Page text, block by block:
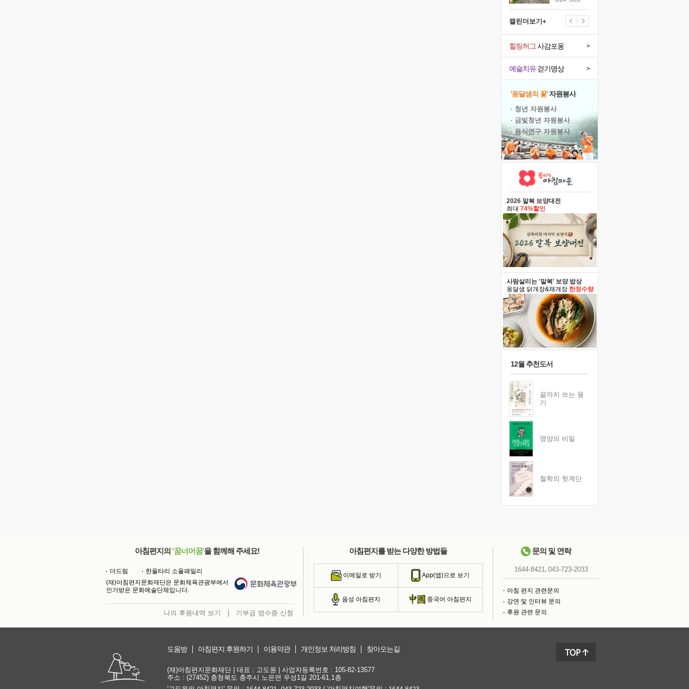
캘린더보기+
예술치유걷기명상 >
힐링허그사감포옹 >
'옹달샘의 꽃'자원봉사
· 청년 자원봉사
· 금빛청년 자원봉사
· 음식연구 자원봉사
2026 말복 보양대전
최대 74%할인
사람살리는 '말복' 보양 밥상
옹달샘 닭개장&채개장 한정수량
12월 추천도서
끝까지 쓰는 용
기
영양의 비밀
철학의 뒷계단
아침편지의 '꿈너머꿈'을 함께해 주세요!
더드림
한울타리 소울패밀리
(재)아침편지문화재단은 문화체육관광부에서
인가받은 문화예술단체입니다.
나의 후원내역 보기 기부금 영수증 신청
아침편지를 받는 다양한 방법들
이메일로 받기 App(앱)으로 보기
음성 아침편지 중국어 아침편지
문의 및 연락
1644-8421, 043-723-2033
아침 편지 관련문의
강연 및 인터뷰 문의
후원 관련 문의
도움방 아침편지 후원하기 이용약관 개인정보 처리방침 찾아오는길
(재)아침편지문화재단 | 대표 : 고도원 | 사업자등록번호 : 105-82-13577
주소 : (27452) 충청북도 충주시 노은면 우성1길 201-61,1층